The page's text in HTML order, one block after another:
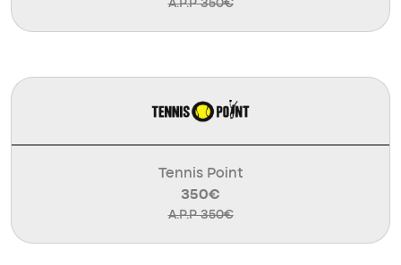
A.P.P 350€
Tennis Point
350€
A.P.P 350€